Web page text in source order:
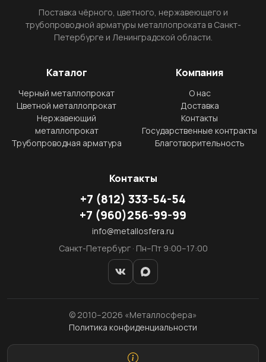
Поставка чёрного, цветного, нержавеющего и
трубопроводной арматуры металлопроката в Санкт-
Петербурге и Ленинградской области.
Каталог
Черный металлопрокат
Цветной металлопрокат
Нержавеющий
металлопрокат
Трубопроводная арматура
Компания
О нас
Доставка
Контакты
Государственные контракты
Благотворительность
Контакты
+7 (812) 333-54-54
+7 (960)256-99-99
info@metallosfera.ru
Санкт-Петербург · Пн–Пт 9:00–17:00
© 2010–2026 «Металлосфера»
Политика конфиденциальности